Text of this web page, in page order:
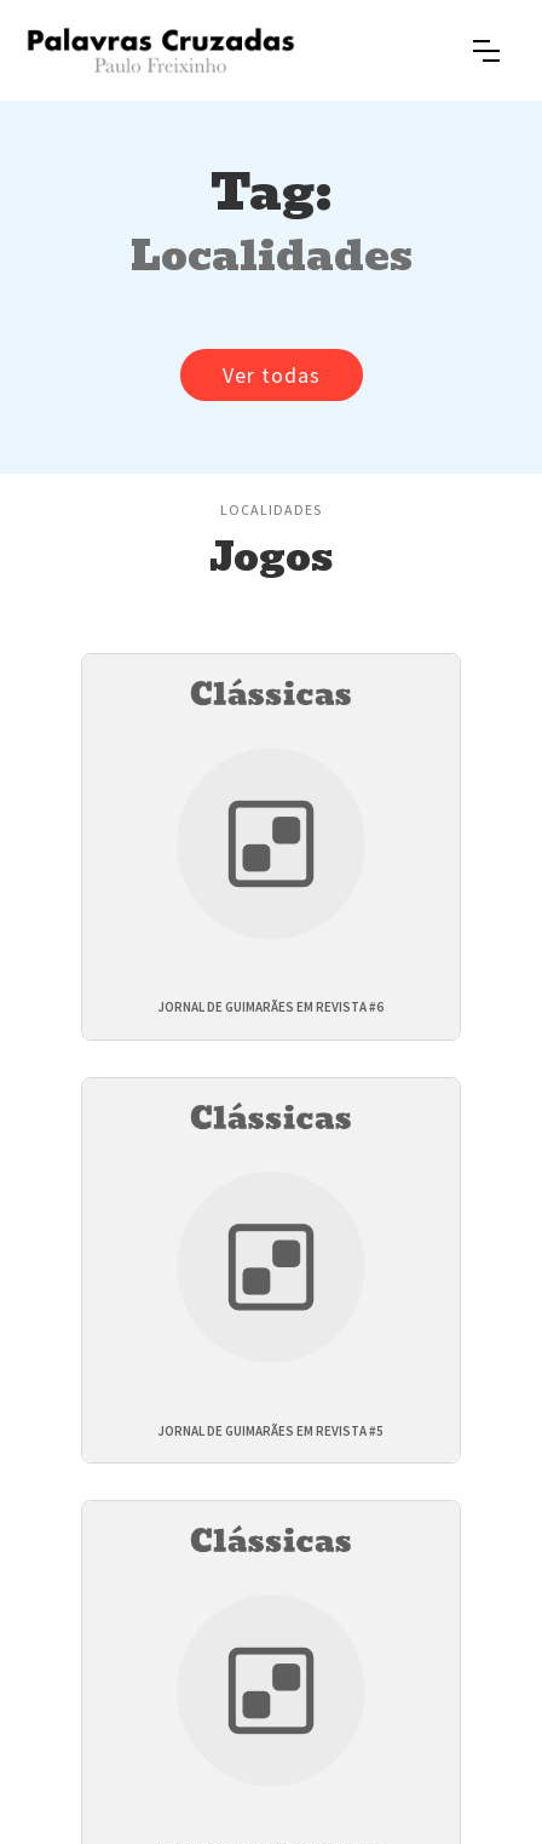
Tag:
Localidades
Ver todas
LOCALIDADES
Jogos
JORNAL DE GUIMARÃES EM REVISTA #6
JORNAL DE GUIMARÃES EM REVISTA #5